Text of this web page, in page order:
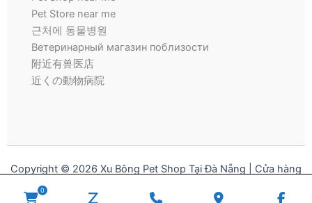
Pet Store near me
근처에 동물병원
Ветеринарный магазин поблизости
附近有兽医店
近くの動物病院
Copyright © 2026 Xu Bông Pet Shop Tại Đà Nẵng | Cửa hàng
0
WooCommerce